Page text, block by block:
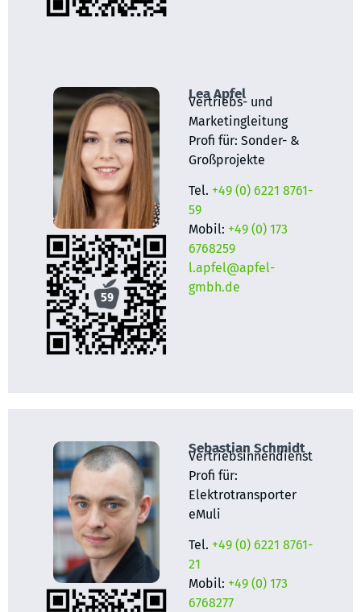
Lea Apfel
Vertriebs- und
Marketingleitung
Profi für: Sonder- &
Großprojekte
Tel. +49 (0) 6221 8761-
59
Mobil: +49 (0) 173
6768259
l.apfel@apfel-
gmbh.de
Sebastian Schmidt
Vertriebsinnendienst
Profi für:
Elektrotransporter
eMuli
Tel. +49 (0) 6221 8761-
21
Mobil: +49 (0) 173
6768277